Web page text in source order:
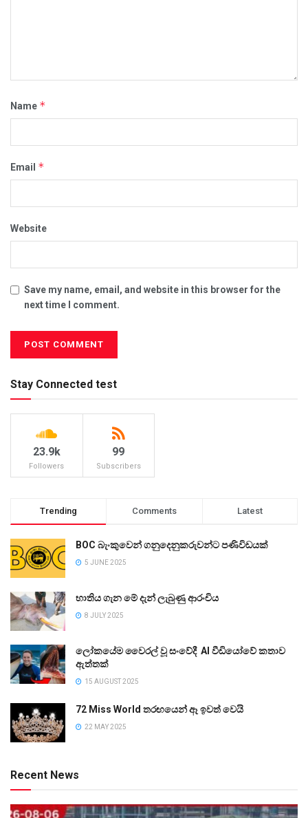
Name *
Email *
Website
Save my name, email, and website in this browser for the
next time I comment.
Stay Connected test
23.9k
Followers
99
Subscribers
Trending Comments Latest
BOC බැංකුවෙන් ගනුදෙනුකරුවන්ට පණිවිඩයක්
5 JUNE 2025
භාතිය ගැන මේ දැන් ලැබුණු ආරංචිය
8 JULY 2025
ලෝකයේම වෛරල් වූ සංවේදී AI වීඩියෝවේ කතාව
ඇත්තක්
15 AUGUST 2025
72 Miss World තරඟයෙන් ඈ ඉවත් වෙයි
22 MAY 2025
Recent News